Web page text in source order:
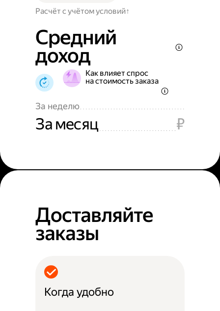
Расчёт с учётом условий
Средний
доход
Как влияет спрос
на стоимость заказа
За неделю
За месяц ₽
Доставляйте
заказы
Когда удобно